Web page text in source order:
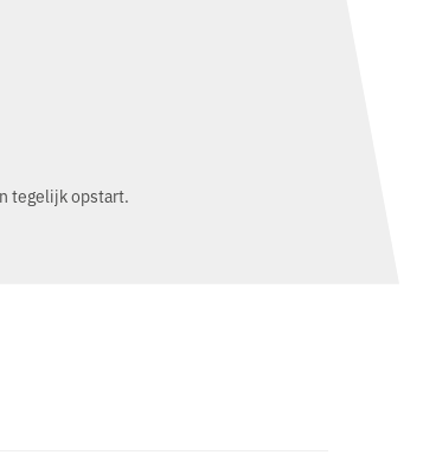
tegelijk opstart.